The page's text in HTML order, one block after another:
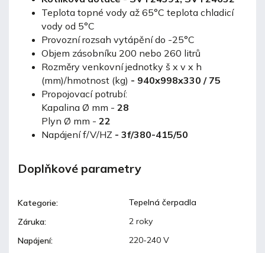
Teplota topné vody až 65°C teplota chladicí
vody od 5°C
Provozní rozsah vytápění do -25°C
Objem zásobníku 200 nebo 260 litrů
Rozměry venkovní jednotky š x v x h
(mm)/hmotnost (kg) - 940x998x330 / 75
Propojovací potrubí:
Kapalina Ø mm - 28
Plyn Ø mm - 22
Napájení f/V/HZ - 3f/380-415/50
Doplňkové parametry
Kategorie:
Tepelná čerpadla
Záruka:
2 roky
Napájení: 220-240 V